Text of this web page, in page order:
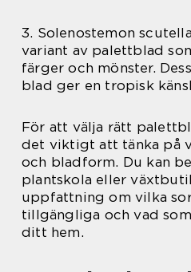
3. Solenostemon
variant av palettblad
färger och mönster.
blad ger en tropisk
För att välja rätt
det viktigt att tänka på
och bladform. Du kan
plantskola eller
uppfattning om vilka
tillgängliga och vad
ditt hem.